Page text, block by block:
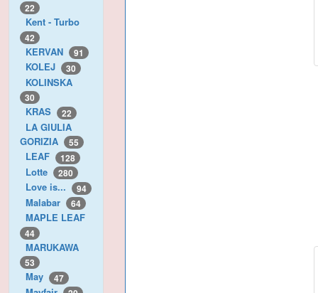
22
Kent - Turbo
42
KERVAN 91
KOLEJ 30
KOLINSKA
30
KRAS 22
LA GIULIA
GORIZIA
55
LEAF 128
Lotte 280
Love is... 94
Malabar 64
MAPLE LEAF
44
MARUKAWA
53
May 47